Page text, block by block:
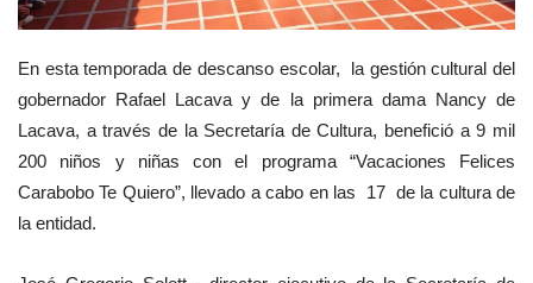
En esta temporada de descanso escolar, la gestión cultural del
gobernador Rafael Lacava y de la primera dama Nancy de
Lacava, a través de la Secretaría de Cultura, benefició a 9 mil
200 niños y niñas con el programa “Vacaciones Felices
Carabobo Te Quiero”, llevado a cabo en las 17 de la cultura de
la entidad.